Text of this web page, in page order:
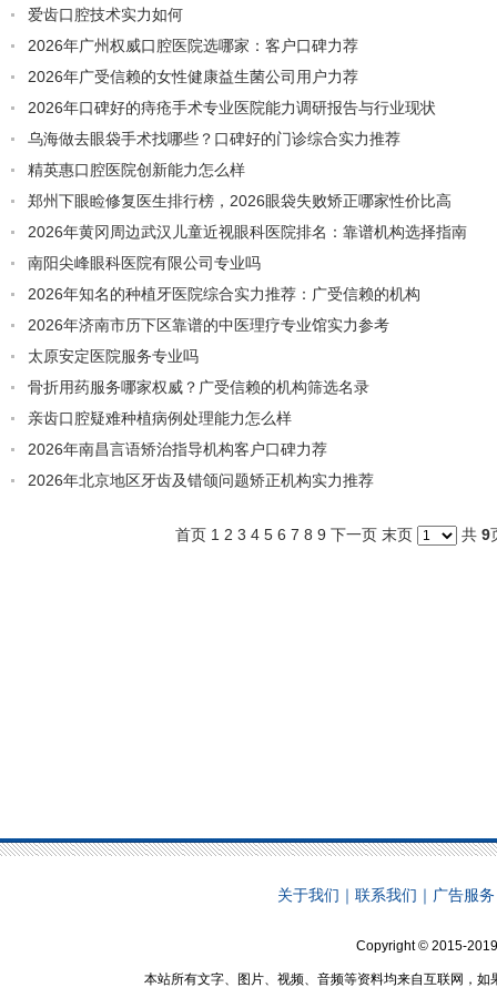
爱齿口腔技术实力如何
2026年广州权威口腔医院选哪家：客户口碑力荐
2026年广受信赖的女性健康益生菌公司用户力荐
2026年口碑好的痔疮手术专业医院能力调研报告与行业现状
乌海做去眼袋手术找哪些？口碑好的门诊综合实力推荐
精英惠口腔医院创新能力怎么样
郑州下眼睑修复医生排行榜，2026眼袋失败矫正哪家性价比高
2026年黄冈周边武汉儿童近视眼科医院排名：靠谱机构选择指南
南阳尖峰眼科医院有限公司专业吗
2026年知名的种植牙医院综合实力推荐：广受信赖的机构
2026年济南市历下区靠谱的中医理疗专业馆实力参考
太原安定医院服务专业吗
骨折用药服务哪家权威？广受信赖的机构筛选名录
亲齿口腔疑难种植病例处理能力怎么样
2026年南昌言语矫治指导机构客户口碑力荐
2026年北京地区牙齿及错颌问题矫正机构实力推荐
首页 1 2 3 4 5 6 7 8 9 下一页 末页 共 9
关于我们 ｜ 联系我们 ｜ 广告服务
Copyright © 2015-
本站所有文字、图片、视频、音频等资料均来自互联网，